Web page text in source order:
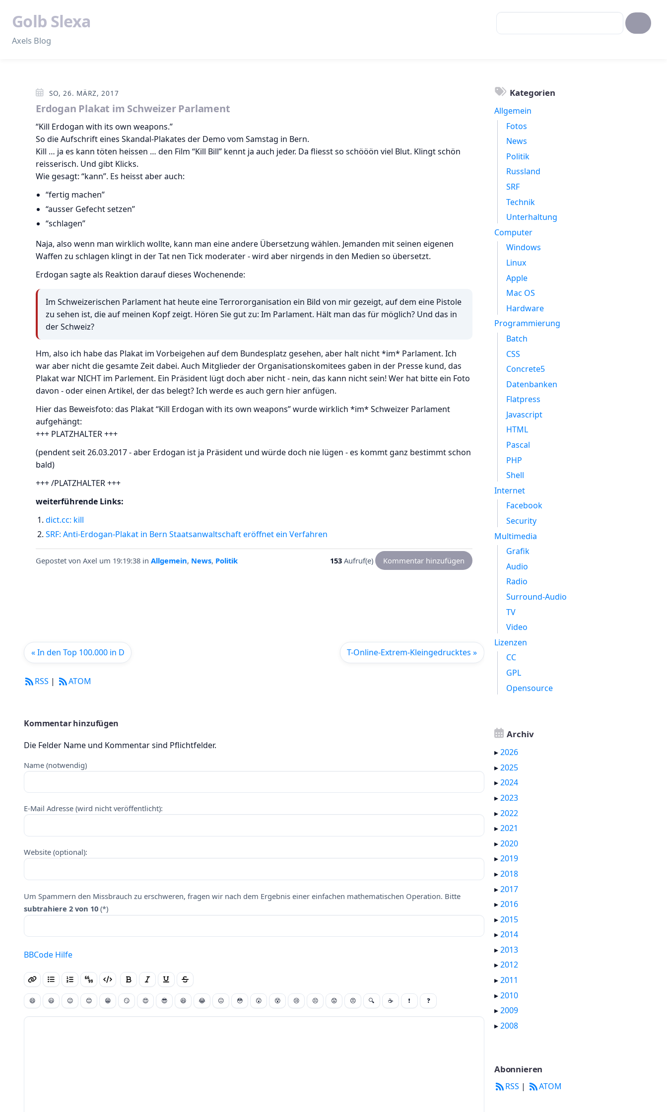
Golb Slexa
Axels Blog
SO, 26. MÄRZ, 2017
Erdogan Plakat im Schweizer Parlament
“Kill Erdogan with its own weapons.”
So die Aufschrift eines Skandal-Plakates der Demo vom Samstag in Bern.
Kill … ja es kann töten heissen … den Film “Kill Bill” kennt ja auch jeder. Da fliesst so schööön viel Blut. Klingt schön
reisserisch. Und gibt Klicks.
Wie gesagt: “kann”. Es heisst aber auch:
“fertig machen”
“ausser Gefecht setzen”
“schlagen”
Naja, also wenn man wirklich wollte, kann man eine andere Übersetzung wählen. Jemanden mit seinen eigenen
Waffen zu schlagen klingt in der Tat nen Tick moderater - wird aber nirgends in den Medien so übersetzt.
Erdogan sagte als Reaktion darauf dieses Wochenende:
Im Schweizerischen Parlament hat heute eine Terrororganisation ein Bild von mir gezeigt, auf dem eine Pistole
zu sehen ist, die auf meinen Kopf zeigt. Hören Sie gut zu: Im Parlament. Hält man das für möglich? Und das in
der Schweiz?
Hm, also ich habe das Plakat im Vorbeigehen auf dem Bundesplatz gesehen, aber halt nicht *im* Parlament. Ich
war aber nicht die gesamte Zeit dabei. Auch Mitglieder der Organisationskomitees gaben in der Presse kund, das
Plakat war NICHT im Parlement. Ein Präsident lügt doch aber nicht - nein, das kann nicht sein! Wer hat bitte ein Foto
davon - oder einen Artikel, der das belegt? Ich werde es auch gern hier anfügen.
Hier das Beweisfoto: das Plakat “Kill Erdogan with its own weapons” wurde wirklich *im* Schweizer Parlament
aufgehängt:
+++ PLATZHALTER +++
(pendent seit 26.03.2017 - aber Erdogan ist ja Präsident und würde doch nie lügen - es kommt ganz bestimmt schon
bald)
+++ /PLATZHALTER +++
weiterführende Links:
dict.cc: kill
SRF: Anti-Erdogan-Plakat in Bern Staatsanwaltschaft eröffnet ein Verfahren
Gepostet von Axel um 19:19:38 in Allgemein, News, Politik 153 Aufruf(e) Kommentar hinzufügen
T-Online-Extrem-Kleingedrucktes »
« In den Top 100.000 in D
RSS | ATOM
Kommentar hinzufügen
Die Felder Name und Kommentar sind Pflichtfelder.
Name (notwendig)
E-Mail Adresse (wird nicht veröffentlicht):
Website (optional):
Um Spammern den Missbrauch zu erschweren, fragen wir nach dem Ergebnis einer einfachen mathematischen Operation. Bitte
subtrahiere 2 von 10 (*)
BBCode Hilfe
😄 😃 😉 😊 😁 😏 😍 😎 😆 😂 😐 😳 😮 😵 😢 😣 😟 😠 🔍 ☕ ❗ ❓
Kategorien
Allgemein
Fotos
News
Politik
Russland
SRF
Technik
Unterhaltung
Computer
Windows
Linux
Apple
Mac OS
Hardware
Programmierung
Batch
CSS
Concrete5
Datenbanken
Flatpress
Javascript
HTML
Pascal
PHP
Shell
Internet
Facebook
Security
Multimedia
Grafik
Audio
Radio
Surround-Audio
TV
Video
Lizenzen
CC
GPL
Opensource
Archiv
▸2026
▸2025
▸2024
▸2023
▸2022
▸2021
▸2020
▸2019
▸2018
▸2017
▸2016
▸2015
▸2014
▸2013
▸2012
▸2011
▸2010
▸2009
▸2008
Abonnieren
RSS | ATOM